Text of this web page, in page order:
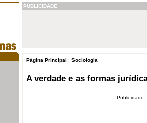
PUBLICIDADE
Página Principal : Sociologia
A verdade e as formas
Publicidade